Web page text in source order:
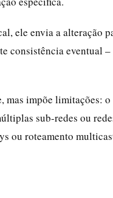
ele envia a alteração
consistência eventual
mas impõe limitações:
sub-redes ou
ou roteamento